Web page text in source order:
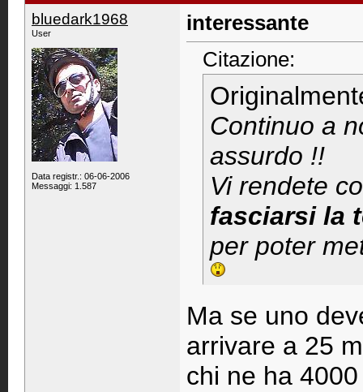
bluedark1968
User
Data registr.: 06-06-2006
Messaggi: 1.587
interessante
Citazione:
Continuo a
assurdo !!
Vi rendete
fasciarsi la
per poter
Ma se uno
arrivare a 25
chi ne ha